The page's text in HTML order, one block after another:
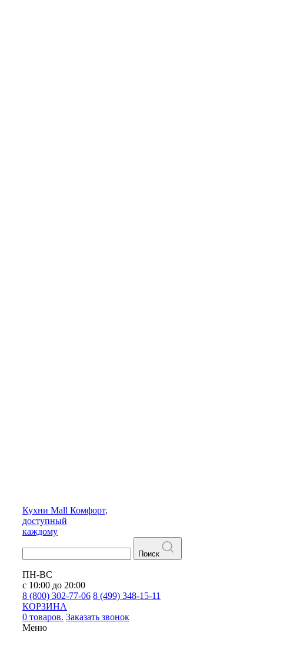
Кухни Mall Комфорт,
доступный
каждому
Поиск
ПН-ВС
с 10:00 до 20:00
8 (800) 302-77-06 8 (499) 348-15-11
КОРЗИНА
0 товаров. Заказать звонок
Меню